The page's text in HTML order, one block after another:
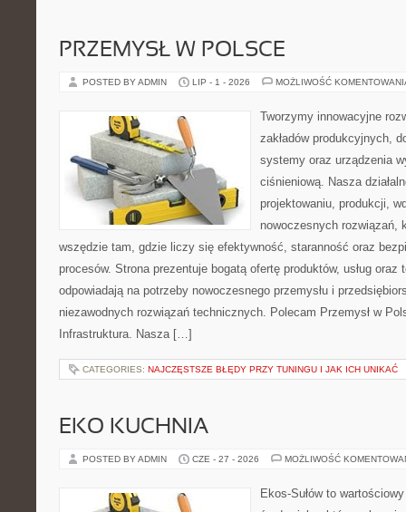
PRZEMYSŁ W POLSCE
POSTED BY ADMIN LIP - 1 - 2026 MOŻLIWOŚĆ
Tworzymy innowacyjne
zakładów produkcyjnych,
systemy oraz urządzenia
ciśnieniową. Nasza
projektowaniu, produkcji,
nowoczesnych rozwiązań,
wszędzie tam, gdzie liczy się efektywność, staranność oraz
procesów. Strona prezentuje bogatą ofertę produktów, usług oraz
odpowiadają na potrzeby nowoczesnego przemysłu i
niezawodnych rozwiązań technicznych. Polecam Przemysł w
Infrastruktura. Nasza […]
CATEGORIES: NAJCZĘSTSZE BŁĘDY PRZY TUNINGU I JAK ICH UNIKAĆ
EKO KUCHNIA
POSTED BY ADMIN CZE - 27 - 2026 MOŻLIWOŚĆ
Ekos-Sułów to